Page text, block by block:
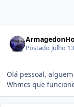
Postado Julho
Olá pessoal,
Whmcs que